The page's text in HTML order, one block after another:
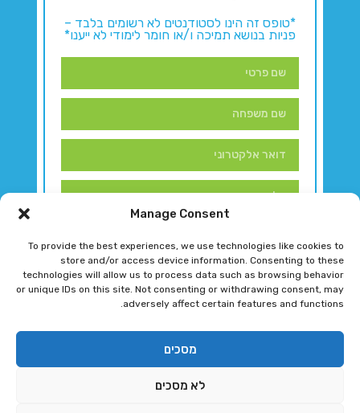
Manage Consent
To provide the best experiences, we use technologies like cookies to
store and/or access device information. Consenting to these
technologies will allow us to process data such as browsing behavior
or unique IDs on this site. Not consenting or withdrawing consent, may
adversely affect certain features and functions.
מסכים
לא מסכים
*טופס זה הינו לסטודנטים לא רשומים בלבד –
פניות בנושא תמיכה ו/או חומר לימודי לא ייענו*